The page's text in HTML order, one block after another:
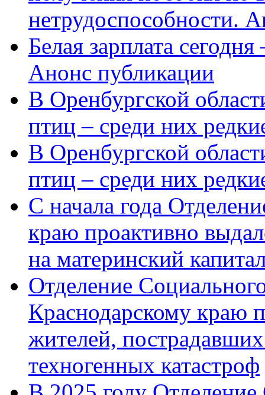
нетрудоспособности.
Белая зарплата
Анонс публикации
В Оренбургской
птиц – среди них
В Оренбургской
птиц – среди них
С начала года
краю проактивно
на материнский
Отделение
Краснодарскому краю
жителей,
техногенных катастроф